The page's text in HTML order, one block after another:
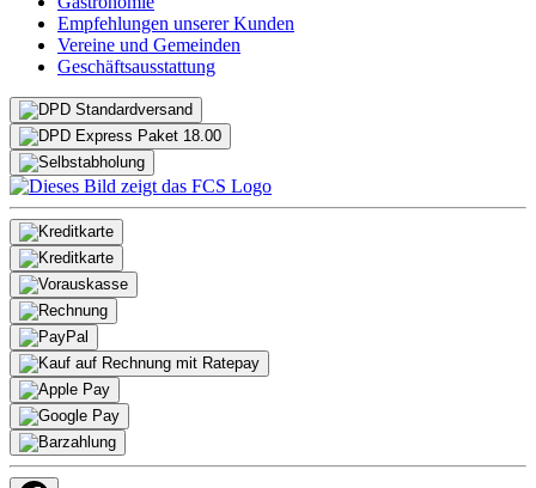
Empfehlungen unserer Kunden
Vereine und Gemeinden
Geschäftsausstattung